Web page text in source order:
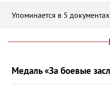
Упоминается в 5 документах
Медаль «За боевые